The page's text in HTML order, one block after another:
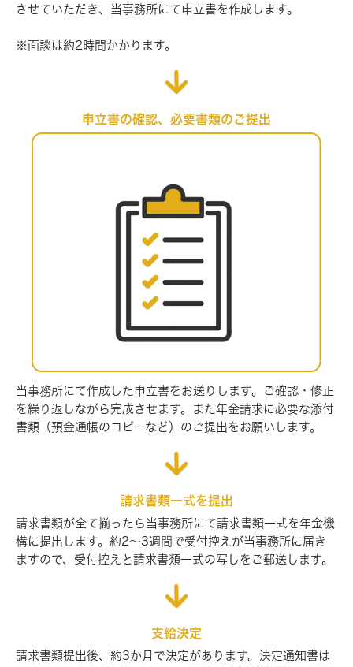
させていただき、当事務所にて申立書を作成します。
※面談は約2時間かかります。
申立書の確認、必要書類のご提出
当事務所にて作成した申立書をお送りします。ご確認・修正
を繰り返しながら完成させます。また年金請求に必要な添付
書類（預金通帳のコピーなど） のご提出をお願いします。
請求書類一式を提出
請求書類が全て揃ったら当事務所にて請求書類一式を年金機
構に提出しま す。約2～3週間で受付控えが当事務所に届き
ますので、受付控えと請求書類一式の写しをご郵送します。
支給決定
請求書類提出後、約3か月で決定があります。決定通知書は